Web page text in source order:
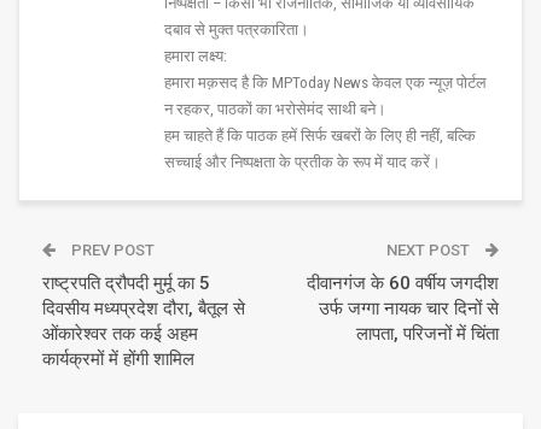
दबाव से मुक्त पत्रकारिता।
हमारा लक्ष्य:
हमारा मक़सद है कि MPToday News केवल एक न्यूज़ पोर्टल
न रहकर, पाठकों का भरोसेमंद साथी बने।
हम चाहते हैं कि पाठक हमें सिर्फ खबरों के लिए ही नहीं, बल्कि
सच्चाई और निष्पक्षता के प्रतीक के रूप में याद करें।
PREV POST
राष्ट्रपति द्रौपदी मुर्मू का 5
दिवसीय मध्यप्रदेश दौरा, बैतूल से
ओंकारेश्वर तक कई अहम
कार्यक्रमों में होंगी शामिल
NEXT POST
दीवानगंज के 60 वर्षीय जगदीश
उर्फ जग्गा नायक चार दिनों से
लापता, परिजनों में चिंता